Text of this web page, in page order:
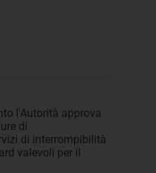
l'Autorità approva
di
di interrompibilità
valevoli per il